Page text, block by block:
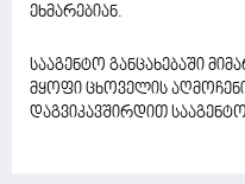
ეხმარებიან.
სააგენტო განცახებაში
მყოფი ცხოველის
დაგვიკავშირდით